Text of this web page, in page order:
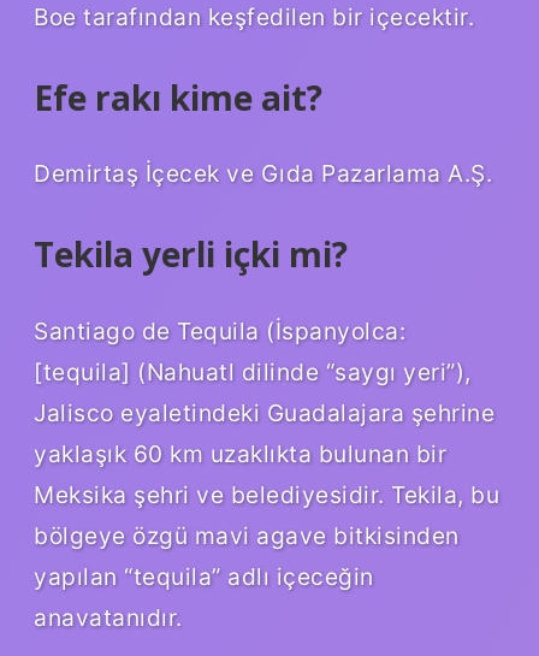
Boe tarafından keşfedilen bir içecektir.
Efe rakı kime ait?
Demirtaş İçecek ve Gıda Pazarlama A.Ş.
Tekila yerli içki mi?
Santiago de Tequila (İspanyolca:
[tequila] (Nahuatl dilinde “saygı yeri”),
Jalisco eyaletindeki Guadalajara şehrine
yaklaşık 60 km uzaklıkta bulunan bir
Meksika şehri ve belediyesidir. Tekila, bu
bölgeye özgü mavi agave bitkisinden
yapılan “tequila” adlı içeceğin
anavatanıdır.